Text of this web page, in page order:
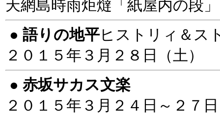
天網島時雨炬燵「紙屋内の
● 語りの地平ヒストリィ＆ス
２０１５年３月２８日（土）
● 赤坂サカス文楽
２０１５年３月２４日～２７日